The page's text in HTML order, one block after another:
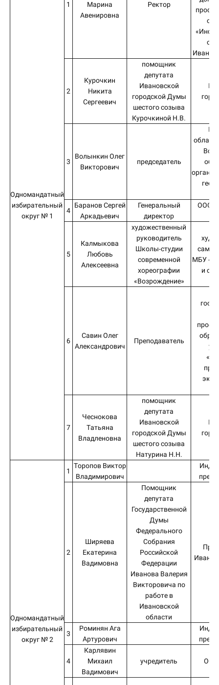
Одномандатный
избирательный
округ № 1
1
Марина
Авенировна
Ректор
2
Курочкин
Никита
Сергеевич
помощник
депутата
Ивановской
городской Думы
шестого созыва
Курочкиной Н.В.
3
Волынкин Олег
Викторович
председатель
4
Баранов Сергей
Аркадьевич
Генеральный
директор
ООО
5
Калмыкова
Любовь
Алексеевна
художественный
руководитель
Школы-студии
современной
хореографии
«Возрождение»
МБУ
и
6
Савин Олег
Александрович
Преподаватель
7
Чеснокова
Татьяна
Владленовна
помощник
депутата
Ивановской
городской Думы
шестого созыва
Натурина Н.Н.
Одномандатный
избирательный
округ № 2
1
Торопов Виктор
Владимирович
2
Ширяева
Екатерина
Вадимовна
Помощник
депутата
Государственной
Думы
Федерального
Собрания
Российской
Федерации
Иванова Валерия
Викторовича по
работе в
Ивановской
области
3
Роминян Ага
Артурович
4
Карлявин
Михаил
Вадимович
учредитель ООО